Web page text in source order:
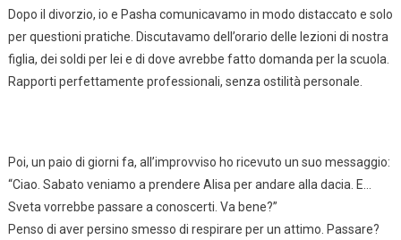
Dopo il divorzio, io e Pasha comunicavamo in modo distaccato e solo
per questioni pratiche. Discutavamo dell’orario delle lezioni di nostra
figlia, dei soldi per lei e di dove avrebbe fatto domanda per la scuola.
Rapporti perfettamente professionali, senza ostilità personale.
Poi, un paio di giorni fa, all’improvviso ho ricevuto un suo messaggio:
“Ciao. Sabato veniamo a prendere Alisa per andare alla dacia. E…
Sveta vorrebbe passare a conoscerti. Va bene?”
Penso di aver persino smesso di respirare per un attimo. Passare?